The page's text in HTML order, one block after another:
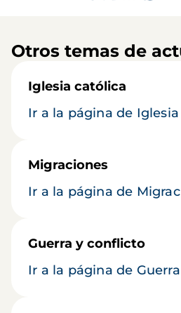
Otros temas de
Iglesia católica
Ir a la página de
Migraciones
Ir a la página de
Guerra y conflicto
Ir a la página de